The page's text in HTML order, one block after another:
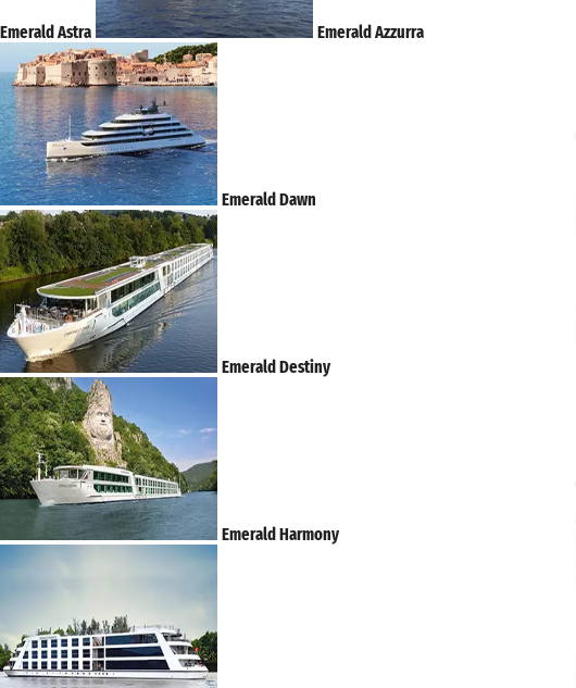
Emerald Astra Emerald Azzurra
Emerald Dawn
Emerald Destiny
Emerald Harmony